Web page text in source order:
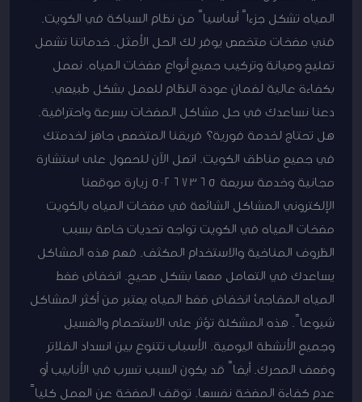
المياه تشكل جزءاً أساسياً من نظام السباكة في الكويت.
فني مضخات متخصص يوفر لك الحل الأمثل. خدماتنا تشمل
تصليح وصيانة وتركيب جميع أنواع مضخات المياه. نعمل
بكفاءة عالية لضمان عودة النظام للعمل بشكل طبيعي.
دعنا نساعدك في حل مشاكل المضخات بسرعة واحترافية.
هل تحتاج لخدمة فورية؟ فريقنا المتخصص جاهز لخدمتك
في جميع مناطق الكويت. اتصل الآن للحصول على استشارة
مجانية وخدمة سريعة 50267365 زيارة موقعنا
الإلكتروني المشاكل الشائعة في مضخات المياه بالكويت
مضخات المياه في الكويت تواجه تحديات خاصة بسبب
الظروف المناخية والاستخدام المكثف. فهم هذه المشاكل
يساعدك في التعامل معها بشكل صحيح. انخفاض ضغط
المياه المفاجئ انخفاض ضغط المياه يعتبر من أكثر المشاكل
شيوعاً. هذه المشكلة تؤثر على الاستحمام والغسيل
وجميع الأنشطة اليومية. الأسباب تتنوع بين انسداد الفلاتر
وضعف المحرك. أيضاً قد يكون السبب تسرب في الأنابيب أو
عدم كفاءة المضخة نفسها. توقف المضخة عن العمل كلياً